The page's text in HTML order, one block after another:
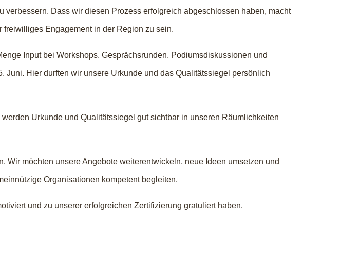
Dass wir diesen Prozess erfolgreich abgeschlossen haben, macht
freiwilliges Engagement in der Region zu sein.
Input bei Workshops, Gesprächsrunden, Podiumsdiskussionen und
Hier durften wir unsere Urkunde und das Qualitätssiegel persönlich
Urkunde und Qualitätssiegel gut sichtbar in unseren Räumlichkeiten
möchten unsere Angebote weiterentwickeln, neue Ideen umsetzen und
Organisationen kompetent begleiten.
und zu unserer erfolgreichen Zertifizierung gratuliert haben.